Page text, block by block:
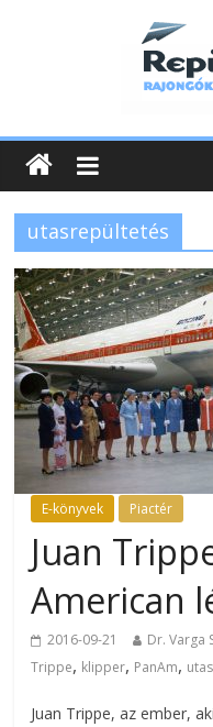
utasrepültetés
E-könyvek Piactér
Juan
American
2016-09-21 Dr. Varga
Trippe, klipper, PanAm,
Juan Trippe, az ember,